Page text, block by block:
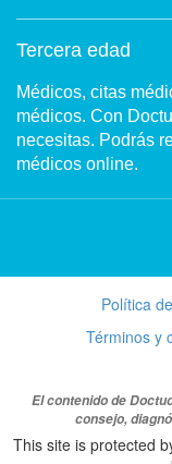
Tercera edad
Médicos, citas
médicos. Con
necesitas. Podrás
médicos online.
Política
Términos y
El contenido de
consejo,
This site is protected